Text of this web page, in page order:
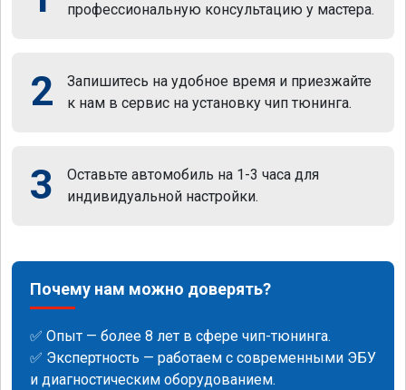
профессиональную консультацию у мастера.
2
Запишитесь на удобное время и приезжайте
к нам в сервис на установку чип тюнинга.
3
Оставьте автомобиль на 1-3 часа для
индивидуальной настройки.
Почему нам можно доверять?
✅ Опыт — более 8 лет в сфере чип-тюнинга.
✅ Экспертность — работаем с современными ЭБУ
и диагностическим оборудованием.